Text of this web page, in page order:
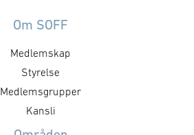
Om SOFF
Medlemskap
Styrelse
Medlemsgrupper
Kansli